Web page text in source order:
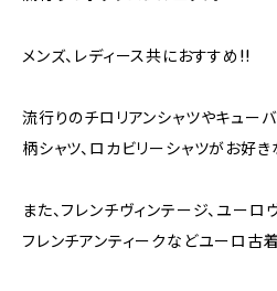
メンズ、レディース共におすすめ!!
流行りのチロリアンシャツやキューバ
柄シャツ、ロカビリーシャツがお好き
また、フレンチヴィンテージ、ユーロ
フレンチアンティークなどユーロ古